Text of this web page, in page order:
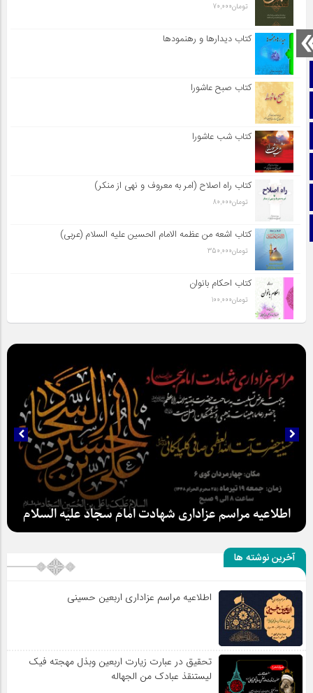
صفحه نخست
تماس با ما
آپارات
اینستاگرام
تلگرام
تومان70,000
کتاب دیدارها و رهنمودها
کتاب صبح عاشورا
کتاب شب عاشورا
کتاب راه اصلاح (امر به معروف و نهی از منکر)
تومان80,000
کتاب اشعه من عظمه الامام الحسین علیه السلام (عربی)
تومان350,000
کتاب احکام بانوان
تومان100,000
اطلاعیه مراسم عزاداری شهادت امام سجاد علیه السلام
آخرین نوشته ها
اطلاعیه مراسم عزاداری اربعین حسینی
تحقیق در عبارت زیارت اربعین وبذل مهجته فیک
لیستنقذ عبادک من الجهاله